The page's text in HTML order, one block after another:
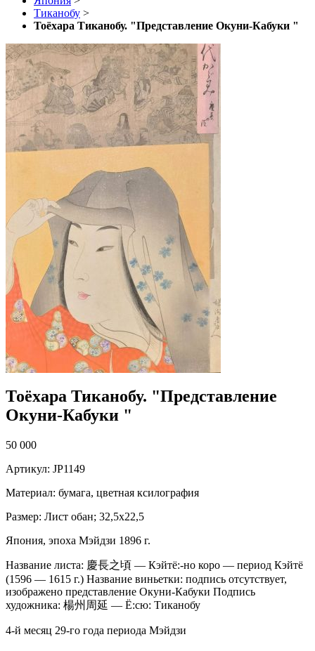
Тиканобу >
Тоёхара Тиканобу. "Представление Окуни-Кабуки "
Тоёхара Тиканобу. "Представление
Окуни-Кабуки "
50 000
Артикул: JP1149
Материал: бумага, цветная ксилография
Размер: Лист обан; 32,5х22,5
Япония, эпоха Мэйдзи 1896 г.
Название листа: 慶長之頃 — Кэйтё:-но коро — период Кэйтё
(1596 — 1615 г.) Название виньетки: подпись отсутствует,
изображено представление Окуни-Кабуки Подпись
художника: 楊州周延 — Ё:сю: Тиканобу
4-й месяц 29-го года периода Мэйдзи